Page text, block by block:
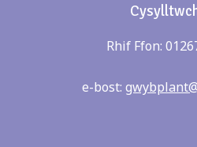
Rhif Ffon:
e-bost: